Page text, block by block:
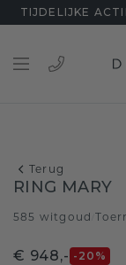
TIJDELIJKE
Terug
RING MARY
585 witgoud
€ 948,- -20 %